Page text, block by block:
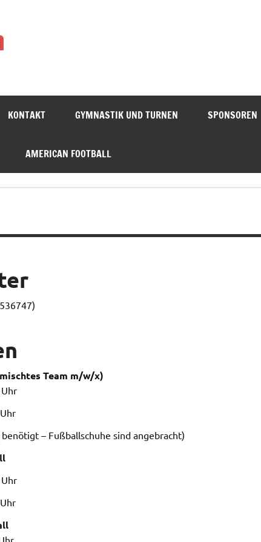
KONTAKT GYMNASTIK UND TURNEN SPONSOREN
AMERICAN FOOTBALL
Team m/w/x)
– Fußballschuhe sind angebracht)